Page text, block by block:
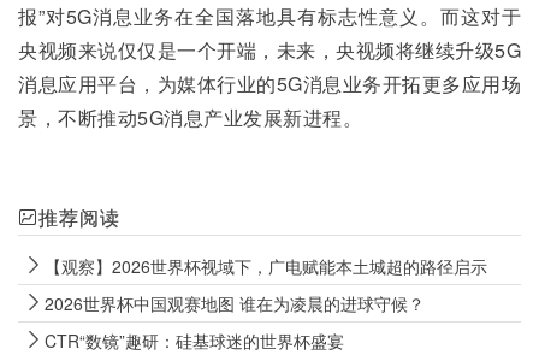
报”对5G消息业务在全国落地具有标志性意义。而这对于
央视频来说仅仅是一个开端，未来，央视频将继续升级5G
消息应用平台，为媒体行业的5G消息业务开拓更多应用场
景，不断推动5G消息产业发展新进程。
推荐阅读
【观察】2026世界杯视域下，广电赋能本土城超的路径启示
2026世界杯中国观赛地图 谁在为凌晨的进球守候？
CTR“数镜”趣研：硅基球迷的世界杯盛宴